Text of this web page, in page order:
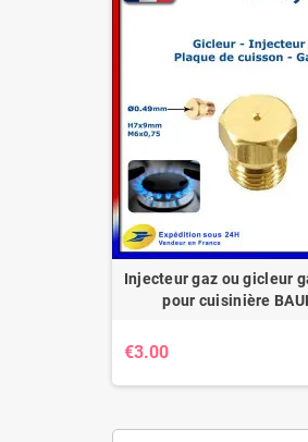
Injecteur gaz ou gicleur
pour cuisinière
€3.00